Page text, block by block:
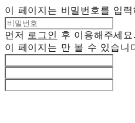
이 페이지는 비밀번호를 입
먼저 로그인 후 이용해주세요.
이 페이지는 만 볼 수 있습니